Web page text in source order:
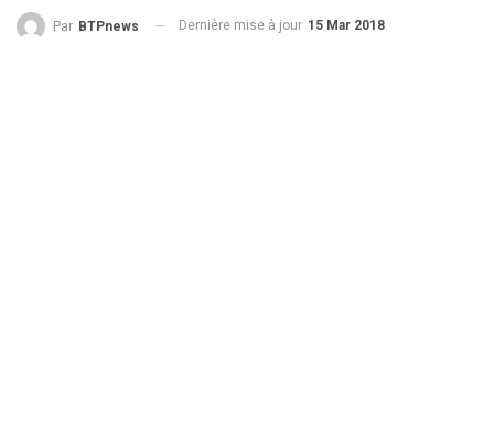
Par BTPnews Dernière mise à jour 15 Mar 2018